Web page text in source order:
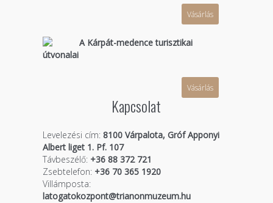
Vásárlás
A Kárpát-medence turisztikai
útvonalai
Vásárlás
Kapcsolat
Levelezési cím: 8100 Várpalota, Gróf Apponyi
Albert liget 1. Pf. 107
Távbeszélő:+36 88 372 721
Zsebtelefon:+36 70 365 1920
Villámposta:
latogatokozpont@trianonmuzeum.hu